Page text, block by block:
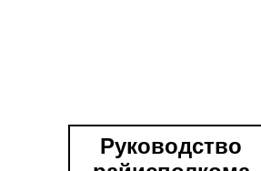
Руководство